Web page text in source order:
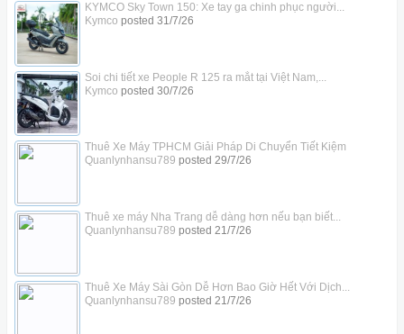
KYMCO Sky Town 150: Xe tay ga chinh phục người...
Kymco posted 31/7/26
Soi chi tiết xe People R 125 ra mắt tại Việt Nam,...
Kymco posted 30/7/26
Thuê Xe Máy TPHCM Giải Pháp Di Chuyển Tiết Kiệm
Quanlynhansu789 posted 29/7/26
Thuê xe máy Nha Trang dễ dàng hơn nếu bạn biết...
Quanlynhansu789 posted 21/7/26
Thuê Xe Máy Sài Gòn Dễ Hơn Bao Giờ Hết Với Dịch...
Quanlynhansu789 posted 21/7/26